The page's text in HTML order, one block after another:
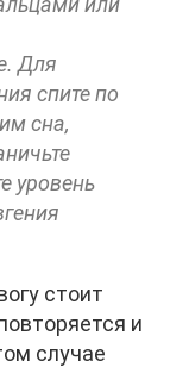
Для
спите по
сна,
уровень
стоит
и
случае